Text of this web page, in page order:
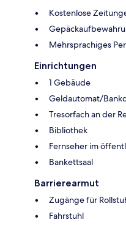
Kostenlose
Mehrsprachiges
Einrichtungen
1 Gebäude
Geldautomat/
Tresorfach an der
Bibliothek
Fernseher im
Bankettsaal
Barrierearmut
Zugänge für
Fahrstuhl